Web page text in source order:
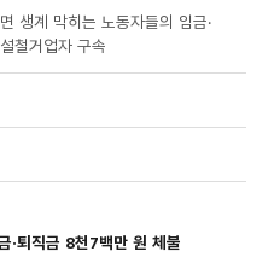
생계 막히는 노동자들의 임금·
철거업자 구속
·퇴직금 8천7백만 원 체불